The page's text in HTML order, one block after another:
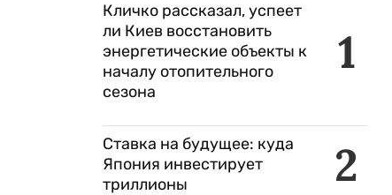
1
Кличко рассказал, успеет
ли Киев восстановить
энергетические объекты к
началу отопительного
сезона
2
Ставка на будущее: куда
Япония инвестирует
триллионы